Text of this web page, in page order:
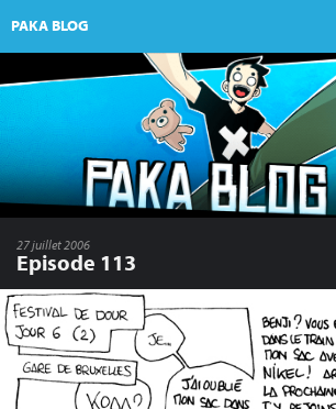
PAKA BLOG
27 juillet 2006
Episode 113